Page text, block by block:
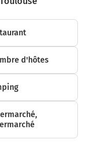
sur 280 mètres
sur 11 kilomètres
sortie sur D12 (Rue
d'hôtes